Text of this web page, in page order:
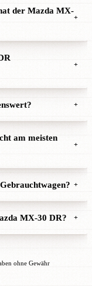
der Mazda MX-
+
+
+
am meisten
+
+
MX-30 DR? +
ohne Gewähr